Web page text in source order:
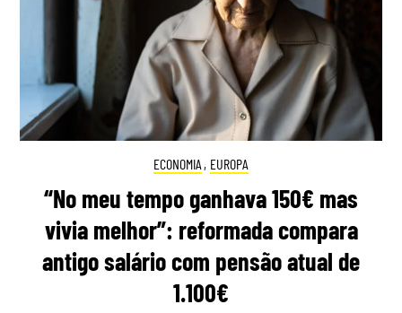
ECONOMIA , EUROPA
“No meu tempo ganhava 150€ mas
vivia melhor”: reformada compara
antigo salário com pensão atual de
1.100€